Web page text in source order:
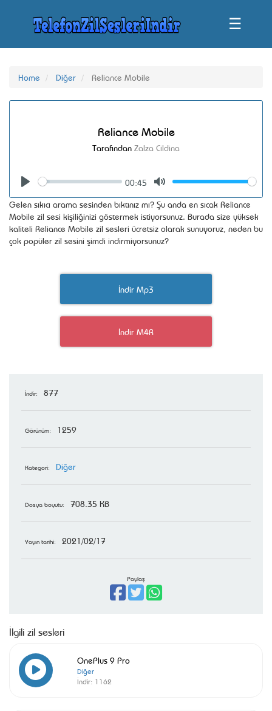
☰
Home Diğer Reliance Mobile
Reliance Mobile
Tarafından Zalza Cildina
Seek
00:45
Volume
Gelen sıkıcı arama sesinden bıktınız mı? Şu anda en sıcak Reliance
Mobile zil sesi kişiliğinizi göstermek istiyorsunuz. Burada size yüksek
kaliteli Reliance Mobile zil sesleri ücretsiz olarak sunuyoruz, neden bu
çok popüler zil sesini şimdi indirmiyorsunuz?
İndir Mp3
İndir M4R
İndir: 877
Görünüm: 1259
Kategori: Diğer
Dosya boyutu: 708.35 KB
Yayın tarihi: 2021/02/17
Paylaş
İlgili zil sesleri
OnePlus 9 Pro
Diğer
İndir: 1162